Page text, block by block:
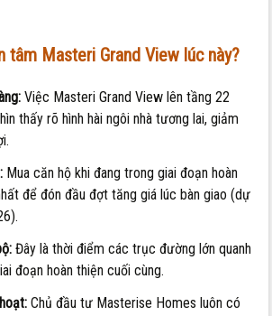
tâm Masteri Grand View lúc này?
Việc Masteri Grand View lên tầng 22
thấy rõ hình hài ngôi nhà tương lai, giảm
Mua căn hộ khi đang trong giai đoạn hoàn
để đón đầu đợt tăng giá lúc bàn giao (dự
Đây là thời điểm các trục đường lớn quanh
đoạn hoàn thiện cuối cùng.
Chủ đầu tư Masterise Homes luôn có